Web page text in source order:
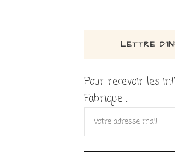
LETTRE
Pour recevoir les
Fabrique :